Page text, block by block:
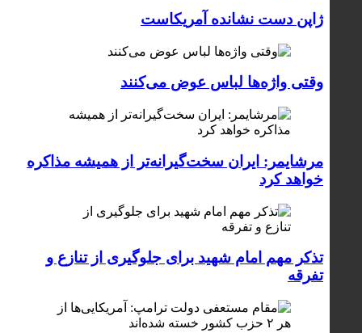
ژاپن دست نشانده آمریکاست
وقتی واژه‌ها لباس عوض می‌کنند
مرشایمر: ایران سخت‌گیرانه‌تر از همیشه مذاکره
خواهد کرد
تذکر مهم امام شهید برای جلوگیری از تنازع و
تفرقه